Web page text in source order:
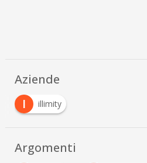
Aziende
I
illimity
Argomenti